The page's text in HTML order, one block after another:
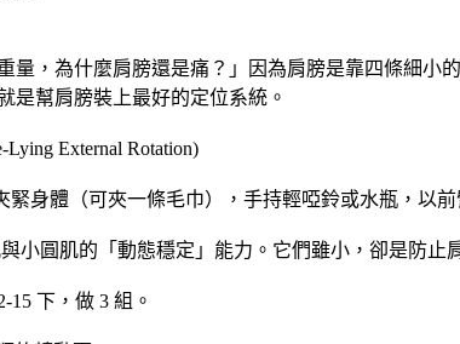
量，為什麼肩膀還是痛？」因為肩膀是靠四條細
是幫肩膀裝上最好的定位系統。
External Rotation)
緊身體（可夾一條毛巾），手持輕啞鈴或水瓶，以
小圓肌的「動態穩定」能力。它們雖小，卻是防
下，做 3 組。